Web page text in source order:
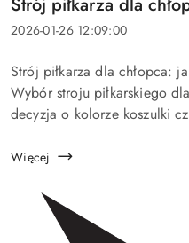
artykułu:
Data
2026-01-26 12:09:00
Treść
artykułu:
Strój piłkarza dla chłopca:
Wybór stroju piłkarskiego
decyzja o kolorze koszulki
Więcej